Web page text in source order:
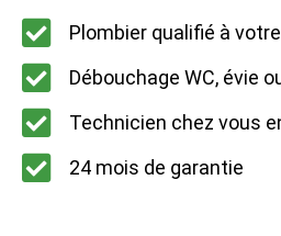
Plombier qualifié à
Débouchage WC, évie
Technicien chez vous
24 mois de garantie